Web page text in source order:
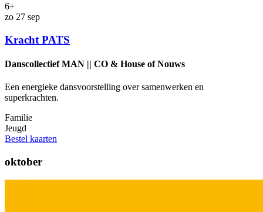
6+
zo 27 sep
Kracht PATS
Danscollectief MAN || CO & House of Nouws
Een energieke dansvoorstelling over samenwerken en
superkrachten.
Familie
Jeugd
Bestel kaarten
oktober